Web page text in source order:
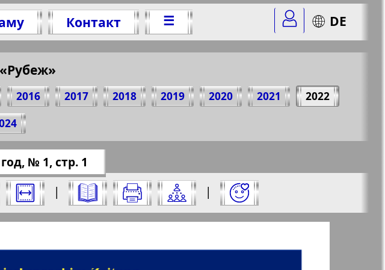
Контакт ☰ DE
2016 2017 2018 2019 2020 2021
2022
на него:
№ 1, стр. 1
| |
страницу и нажмите на нее:
№ 1, 2022 г.
ссылку)